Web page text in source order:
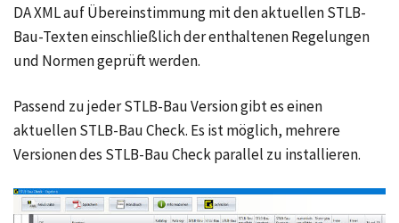
DA XML auf Übereinstimmung mit den aktuellen STLB-
Bau-Texten einschließlich der enthaltenen Regelungen
und Normen geprüft werden.
Passend zu jeder STLB-Bau Version gibt es einen
aktuellen STLB-Bau Check. Es ist möglich, mehrere
Versionen des STLB-Bau Check parallel zu installieren.